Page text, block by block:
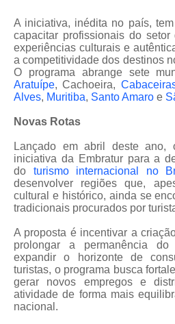
A iniciativa, inédita no país,
capacitar profissionais do
experiências culturais e
a competitividade dos destinos
O programa abrange sete
Aratuípe, Cachoeira,
Alves, Muritiba, Santo Amaro e
Novas Rotas
Lançado em abril deste
iniciativa da Embratur para a
do turismo internacional no
desenvolver regiões que,
cultural e histórico, ainda se
tradicionais procurados por
A proposta é incentivar a
prolongar a permanência
expandir o horizonte de
turistas, o programa busca
gerar novos empregos e
atividade de forma mais
nacional.